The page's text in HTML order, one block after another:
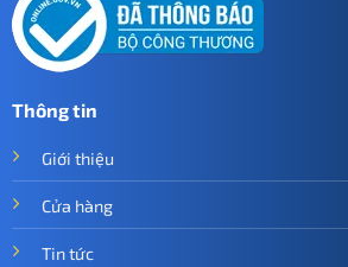
Thông tin
Giới thiệu
Cửa hàng
Tin tức